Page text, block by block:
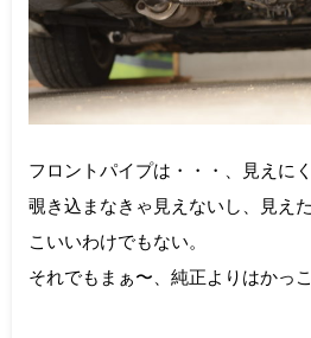
フロントパイプは・・・、見えにく
覗き込まなきゃ見えないし、見え
こいいわけでもない。
それでもまぁ〜、純正よりはかっ